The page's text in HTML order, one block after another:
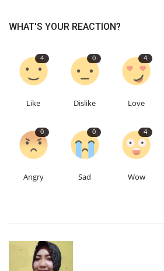
WHAT'S YOUR REACTION?
4
Like
0
Dislike
4
Love
0
Angry
0
Sad
4
Wow